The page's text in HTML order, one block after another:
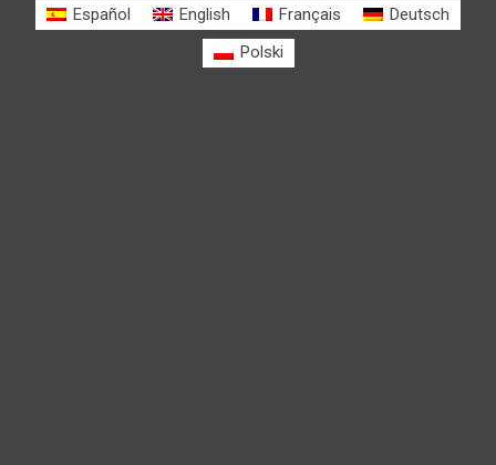
Español English Français
Deutsch
Polski